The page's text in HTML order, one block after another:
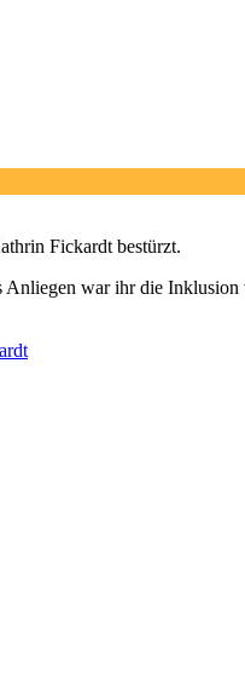
Fickardt bestürzt.
war ihr die